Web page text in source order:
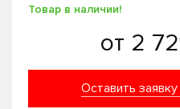
Товар в наличии!
от 2
Оставить